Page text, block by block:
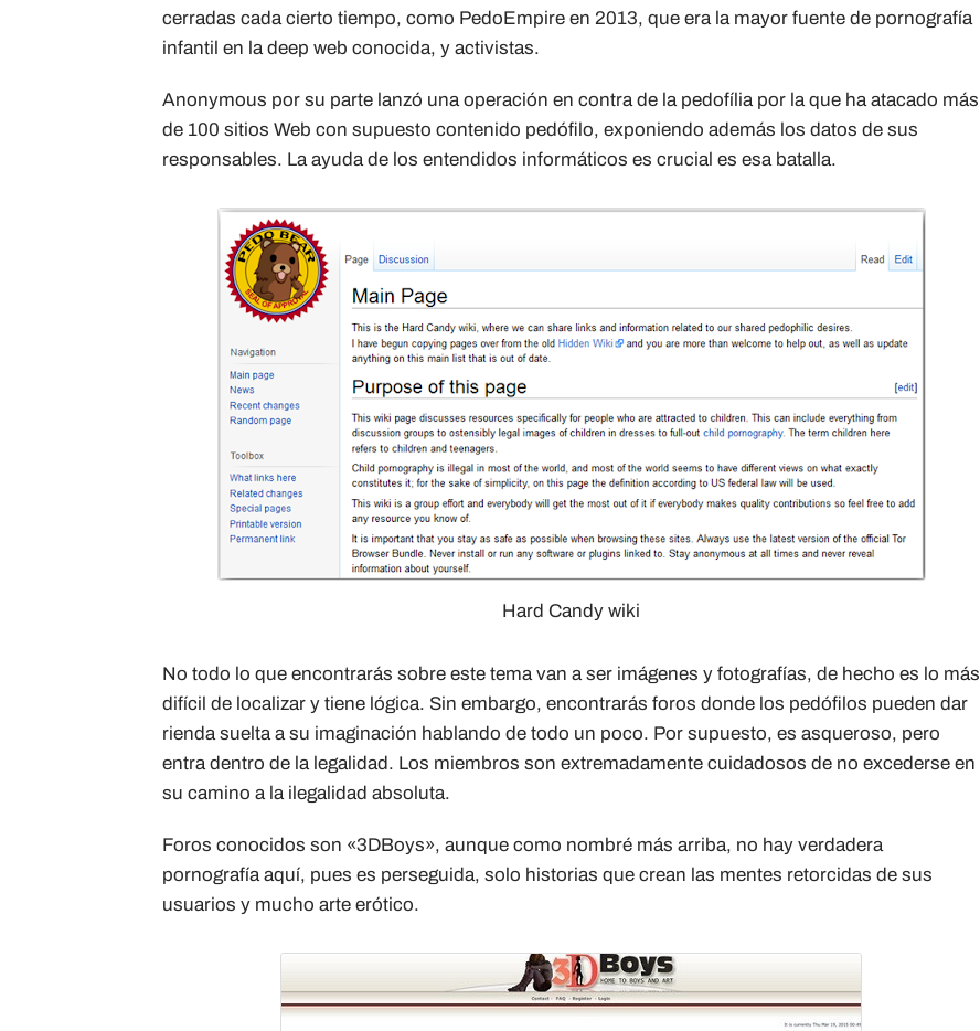
cerradas cada cierto tiempo, como PedoEmpire en 2013, que era la mayor fuente de pornografía
infantil en la deep web conocida, y activistas.
Anonymous por su parte lanzó una operación en contra de la pedofília por la que ha atacado más
de 100 sitios Web con supuesto contenido pedófilo, exponiendo además los datos de sus
responsables. La ayuda de los entendidos informáticos es crucial es esa batalla.
Hard Candy wiki
No todo lo que encontrarás sobre este tema van a ser imágenes y fotografías, de hecho es lo más
difícil de localizar y tiene lógica. Sin embargo, encontrarás foros donde los pedófilos pueden dar
rienda suelta a su imaginación hablando de todo un poco. Por supuesto, es asqueroso, pero
entra dentro de la legalidad. Los miembros son extremadamente cuidadosos de no excederse en
su camino a la ilegalidad absoluta.
Foros conocidos son «3DBoys», aunque como nombré más arriba, no hay verdadera
pornografía aquí, pues es perseguida, solo historias que crean las mentes retorcidas de sus
usuarios y mucho arte erótico.